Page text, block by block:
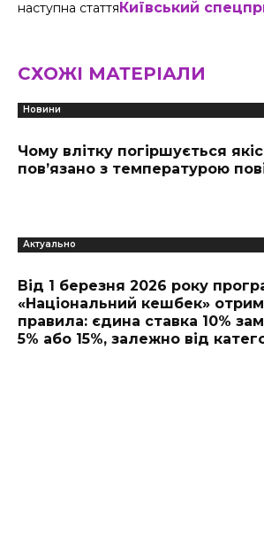
наступна статтяКиївський
СХОЖІ МАТЕРІАЛИ
Новини
Чому влітку погіршується
пов’язано з температурою
Актуально
Від 1 березня 2026 року
«Національний кешбек»
правила: єдина ставка 10%
5% або 15%, залежно від